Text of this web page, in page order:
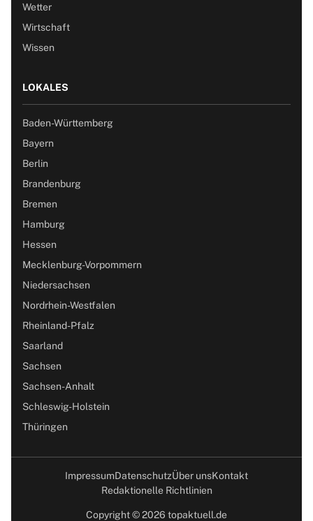
Wetter
Wirtschaft
Wissen
LOKALES
Baden-Württemberg
Bayern
Berlin
Brandenburg
Bremen
Hamburg
Hessen
Mecklenburg-Vorpommern
Niedersachsen
Nordrhein-Westfalen
Rheinland-Pfalz
Saarland
Sachsen
Sachsen-Anhalt
Schleswig-Holstein
Thüringen
ImpressumDatenschutzÜber unsKontakt
Redaktionelle Richtlinien
Copyright © 2026 topaktuell.de